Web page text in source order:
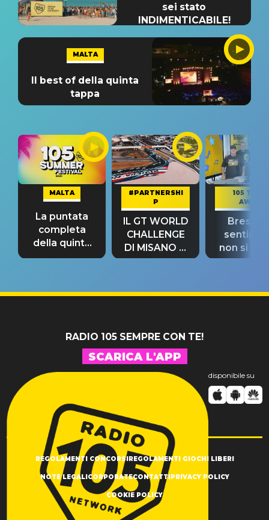
sei stato
INDIMENTICABILE!
MALTA
Il best of della quinta
tappa
MALTA
La puntata
completa
della quinta
tappa
#PARTNERSHI
P
IL GT WORLD
CHALLENGE
DI MISANO si
riconferma
105 TAKE
AWAY
Bresh:
non si
fino alla
RADIO 105 SEMPRE CON TE!
SCARICA L'APP
disponibile su
REGOLAMENTI CONCORSI REGOLAMENTI GIOCHI LIBERI
NOTE LEGALI CORPORATECONTATTI PRIVACY POLICY
COOKIE POLICY